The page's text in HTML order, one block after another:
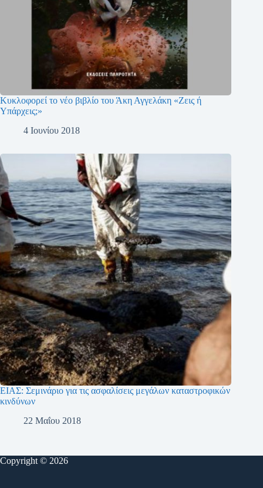
Κυκλοφορεί το νέο βιβλίο του Άκη Αγγελάκη «Ζεις ή
Υπάρχεις;»
4 Ιουνίου 2018
ΕΙΑΣ: Σεμινάριο για τις ασφαλίσεις μεγάλων καταστροφικών
κινδύνων
22 Μαΐου 2018
Copyright © 2026